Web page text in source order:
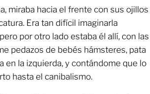
miraba hacia el frente con sus ojillos
Era tan difícil imaginarla
por otro lado estaba él allí, con las
pedazos de bebés hámsteres, pata
en la izquierda, y contándome que lo
hasta el canibalismo.